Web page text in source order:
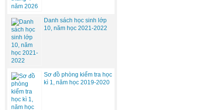
Danh sách học sinh lớp
10, năm học 2021-2022
Sơ đồ phòng kiểm tra học
kì 1, năm học 2019-2020